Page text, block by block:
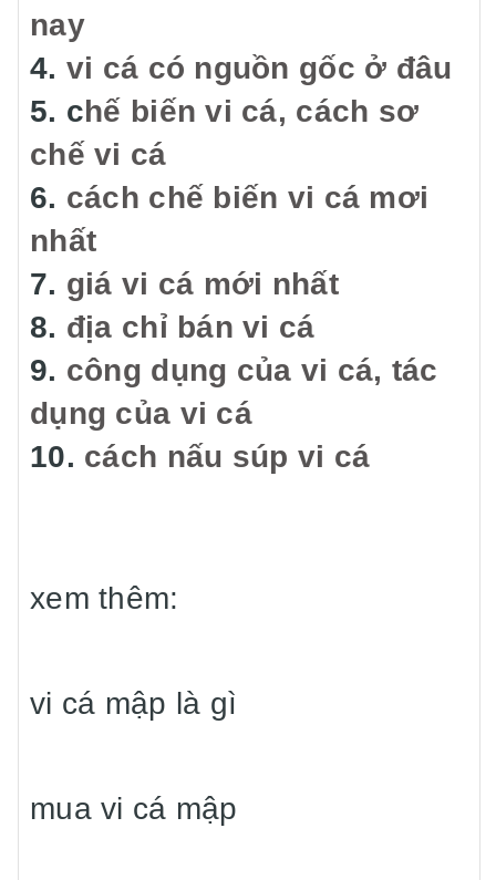
nay
4. vi cá có nguồn gốc ở đâu
5. chế biến vi cá, cách sơ
chế vi cá
6. cách chế biến vi cá mơi
nhất
7. giá vi cá mới nhất
8. địa chỉ bán vi cá
9. công dụng của vi cá, tác
dụng của vi cá
10. cách nấu súp vi cá
xem thêm:
vi cá mập là gì
mua vi cá mập